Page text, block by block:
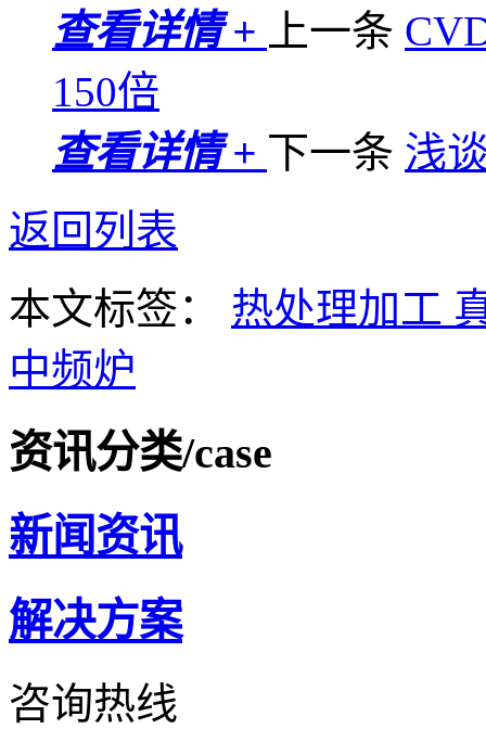
查看详情 + 上一条
150倍
查看详情 + 下一条 浅
返回列表
本文标签： 热处理加工
中频炉
资讯分类/case
新闻资讯
解决方案
咨询热线